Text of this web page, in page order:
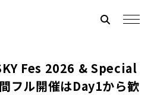
SKY Fes 2026 & Special
フル開催はDay1から歓